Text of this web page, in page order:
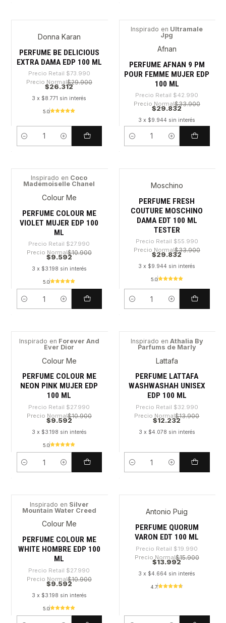
-64%Donna Karan
PERFUME BE DELICIOUS
EXTRA DAMA EDP 100 ML
Precio Retail $73.990
Precio Normal$29.900
$26.312
3 x $8.771 sin interés
5.0
Cantidad
Inspirado en Ultramale
Jpg
Afnan
PERFUME AFNAN 9 PM
POUR FEMME MUJER EDP
100 ML
Precio Retail $42.990
Precio Normal$33.900
$29.832
3 x $9.944 sin interés
Cantidad
-65%
Inspirado en Coco
Mademoiselle Chanel
Colour Me
PERFUME COLOUR ME
VIOLET MUJER EDP 100
ML
Precio Retail $27.990
Precio Normal$10.900
$9.592
3 x $3.198 sin interés
5.0
Cantidad
Moschino
PERFUME FRESH
COUTURE MOSCHINO
DAMA EDT 100 ML
TESTER
Precio Retail $55.990
Precio Normal$33.900
$29.832
3 x $9.944 sin interés
5.0
Cantidad
Inspirado en Forever And
Ever Dior
Colour Me
PERFUME COLOUR ME
NEON PINK MUJER EDP
100 ML
Precio Retail $27.990
Precio Normal$10.900
$9.592
3 x $3.198 sin interés
5.0
Cantidad
-62%
Inspirado en Athalia By
Parfums de Marly
Lattafa
PERFUME LATTAFA
WASHWASHAH UNISEX
EDP 100 ML
Precio Retail $32.990
Precio Normal$13.900
$12.232
3 x $4.078 sin interés
Cantidad
-65%
Inspirado en Silver
Mountain Water Creed
Colour Me
PERFUME COLOUR ME
WHITE HOMBRE EDP 100
ML
Precio Retail $27.990
Precio Normal$10.900
$9.592
3 x $3.198 sin interés
5.0
-30%Antonio Puig
PERFUME QUORUM
VARON EDT 100 ML
Precio Retail $19.990
Precio Normal$15.900
$13.992
3 x $4.664 sin interés
4.7